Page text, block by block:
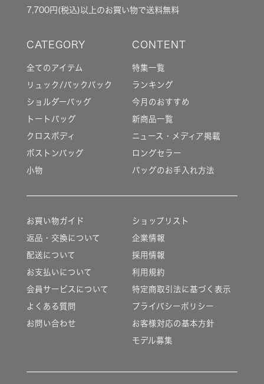
7,700円(税込)以上のお買い物で送料無料
全てのアイテム
リュック/バックパック
ショルダーバッグ
トートバッグ
クロスボディ
ボストンバッグ
小物
特集一覧
ランキング
今月のおすすめ
新商品一覧
ニュース・メディア掲載
ロングセラー
バッグのお手入れ方法
お買い物ガイド
返品・交換について
配送について
お支払いについて
会員サービスについて
よくある質問
お問い合わせ
ショップリスト
企業情報
採用情報
利用規約
特定商取引法に基づく表示
プライバシーポリシー
お客様対応の基本方針
モデル募集